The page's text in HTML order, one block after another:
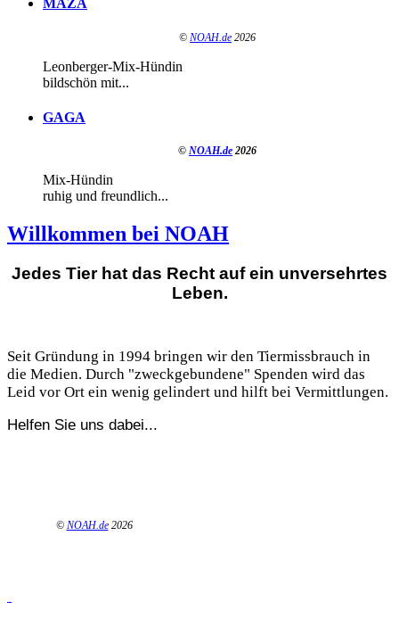
MAZA
© NOAH.de 2026
Leonberger-Mix-Hündin
bildschön mit...
GAGA
© NOAH.de 2026
Mix-Hündin
ruhig und freundlich...
Willkommen bei NOAH
Jedes Tier hat das Recht auf ein unversehrtes
Leben.
Seit Gründung in 1994 bringen wir den Tiermissbrauch in
die Medien. Durch "zweckgebundene" Spenden wird das
Leid vor Ort ein wenig gelindert und hilft bei Vermittlungen.
Helfen Sie uns dabei...
© NOAH.de 2026